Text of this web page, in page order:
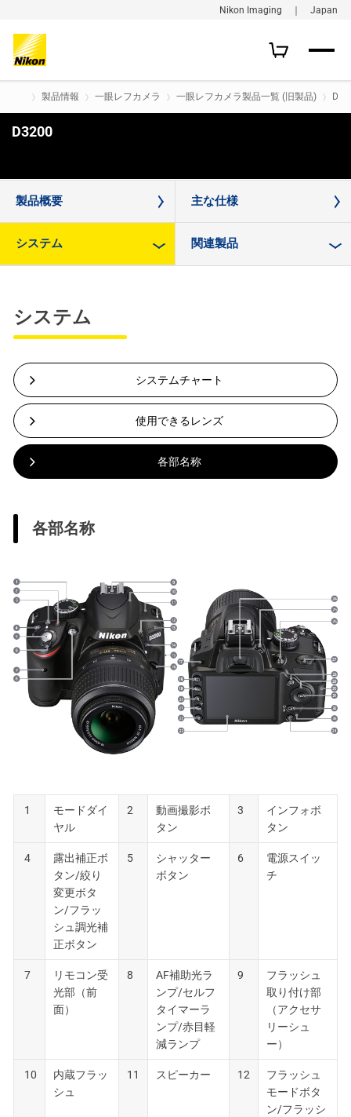
Nikon Imaging ｜ Japan
製品情報 一眼レフカメラ 一眼レフカメラ製品一覧 (旧製品)
D3200
製品概要 主な仕様
システム 関連製品
システム
システムチャート
使用できるレンズ
各部名称
各部名称
1
モードダイ
ヤル
2
動画撮影ボ
タン
3
インフォボ
タン
4
露出補正ボ
タン/絞り
変更ボタ
ン/フラッ
シュ調光補
正ボタン
5
シャッター
ボタン
6
電源スイッ
チ
7
リモコン受
光部（前
面）
8
AF補助光ラ
ンプ/セルフ
タイマーラ
ンプ/赤目軽
減ランプ
9
フラッシュ
取り付け部
（アクセサ
リーシュ
ー）
10
内蔵フラッ
シュ
11 スピーカー 12
フラッシュ
モードボタ
ン/フラッシ